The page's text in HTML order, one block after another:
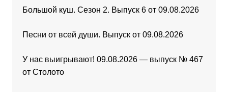
Большой куш. Сезон 2. Выпуск 6 от 09.08.2026
Песни от всей души. Выпуск от 09.08.2026
У нас выигрывают! 09.08.2026 — выпуск № 467
от Столото